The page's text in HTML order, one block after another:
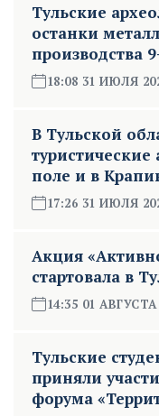
Тульские
останки
производства
18:08 31 ИЮЛЯ
В Тульской
поле и в
17:26 31 ИЮЛЯ
Акция
стартовала в
14:35 01 АВГУСТА
Тульские
приняли
форума